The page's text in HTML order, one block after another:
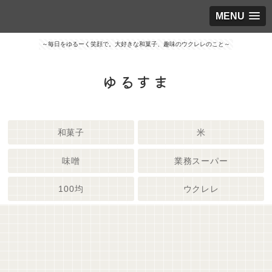
MENU
～毎日をゆるーく笑顔で。大好きな和菓子、趣味のウクレレのこと～
ゆるすま
和菓子 米
味噌 業務スーパー
100均 ウクレレ